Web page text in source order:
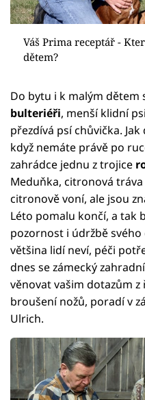
Váš Prima receptář -
dětem?
Do bytu i k malým dětem
bulteriéři, menší klidní
přezdívá psí chůvička.
když nemáte právě po
zahrádce jednu z trojice
Meduňka, citronová
citronově voní, ale jsou
Léto pomalu končí, a tak
pozornost i údržbě
většina lidí neví, péči
dnes se zámecký
věnovat vašim dotazům
broušení nožů, poradí v
Ulrich.